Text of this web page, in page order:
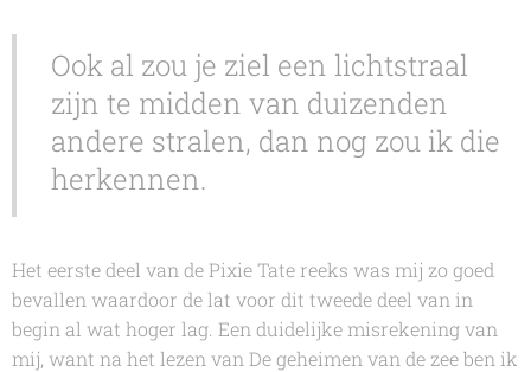
Ook al zou je ziel een lichtstraal
zijn te midden van duizenden
andere stralen, dan nog zou ik die
herkennen.
Het eerste deel van de Pixie Tate reeks was mij zo goed
bevallen waardoor de lat voor dit tweede deel van in
begin al wat hoger lag. Een duidelijke misrekening van
mij, want na het lezen van De geheimen van de zeeben ik